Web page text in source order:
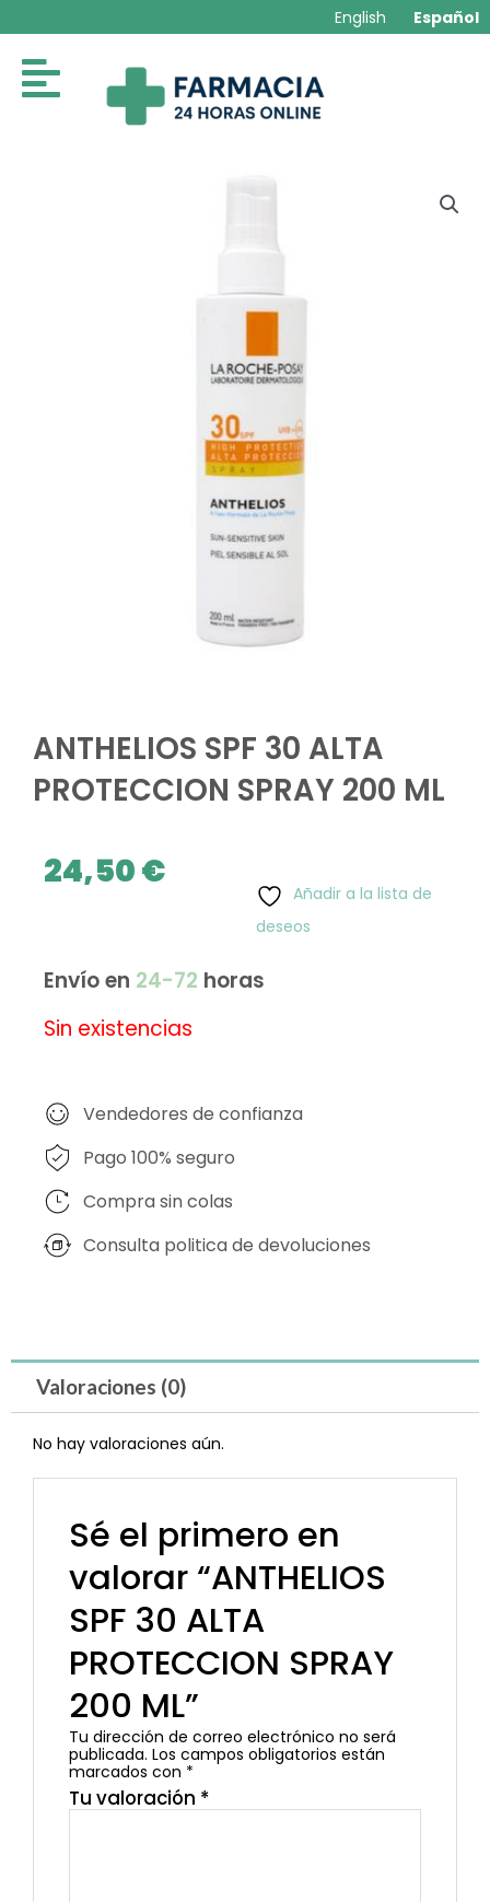
contenido
English Español
ANTHELIOS SPF 30 ALTA
PROTECCION SPRAY 200 ML
24,50€
Añadir a la lista de
deseos
Envío en 24-72 horas
Sin existencias
Vendedores de confianza
Pago 100% seguro
Compra sin colas
Consulta politica de devoluciones
Valoraciones (0)
No hay valoraciones aún.
Sé el primero en
valorar “ANTHELIOS
SPF 30 ALTA
PROTECCION SPRAY
200 ML”
Tu dirección de correo electrónico no será
publicada. Los campos obligatorios están
marcados con *
Tu valoración *